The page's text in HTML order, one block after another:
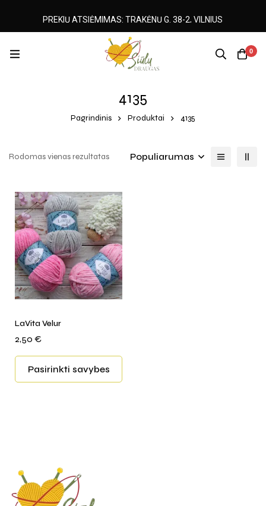
0
4135
Pagrindinis Produktai 4135
Rodomas vienas rezultatas Populiarumas
LaVita Velur
2,50 €
Pasirinkti savybes
PREKIŲ ATSIĖMIMAS: TRAKĖNŲ G. 38-2, VILNIUS